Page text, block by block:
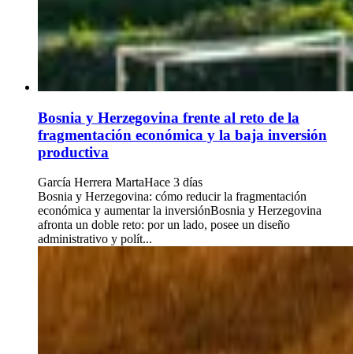
Bosnia y Herzegovina frente al reto de la
fragmentación económica y la baja inversión
productiva
García Herrera MartaHace 3 días
Bosnia y Herzegovina: cómo reducir la fragmentación
económica y aumentar la inversiónBosnia y Herzegovina
afronta un doble reto: por un lado, posee un diseño
administrativo y polít...